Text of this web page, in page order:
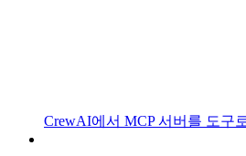
CrewAI에서 MCP 서버를 도구